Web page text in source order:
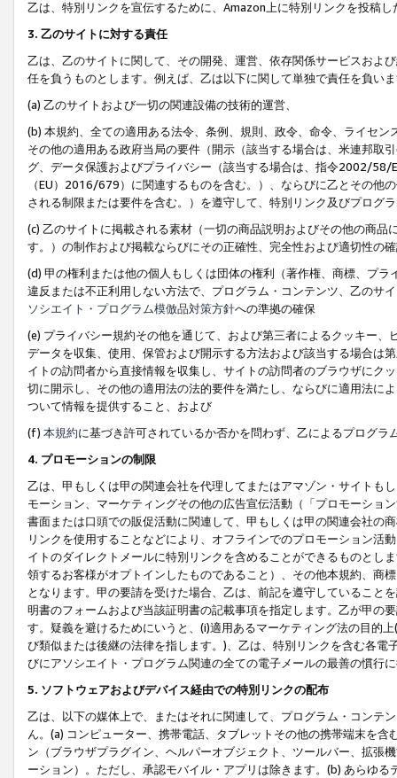
乙は、特別リンクを宣伝するために、Amazon上に特別リンクを投稿
3. 乙のサイトに対する責任
乙は、乙のサイトに関して、その開発、運営、依存関係サービスおよ
任を負うものとします。例えば、乙は以下に関して単独で責任を負い
(a) 乙のサイトおよび一切の関連設備の技術的運営、
(b) 本規約、全ての適用ある法令、条例、規則、政令、命令、ライセ
その他の適用ある政府当局の要件（開示（該当する場合は、米連邦取
グ、データ保護およびプライバシー（該当する場合は、指令2002/58/
（EU）2016/679）に関連するものを含む。）、ならびに乙とその他
される制限または要件を含む。）を遵守して、特別リンク及びプログ
(c) 乙のサイトに掲載される素材（一切の商品説明およびその他の商
す。）の制作および掲載ならびにその正確性、完全性および適切性の
(d) 甲の権利または他の個人もしくは団体の権利（著作権、商標、プ
違反または不正利用しない方法で、プログラム・コンテンツ、乙のサ
ソシエイト・プログラム模倣品対策方針への準拠の確保
(e) プライバシー規約その他を通じて、および第三者によるクッキー
データを収集、使用、保管および開示する方法および該当する場合は
イトの訪問者から直接情報を収集し、サイトの訪問者のブラウザにク
切に開示し、その他の適用法の法的要件を満たし、ならびに適用法に
ついて情報を提供すること、および
(f) 本規約に基づき許可されているか否かを問わず、乙によるプログ
4. プロモーションの制限
乙は、甲もしくは甲の関連会社を代理してまたはアマゾン・サイトも
モーション、マーケティングその他の広告宣伝活動（「プロモーショ
書面または口頭での販促活動に関連して、甲もしくは甲の関連会社の
リンクを使用することなどにより、オフラインでのプロモーション活
イトのダイレクトメールに特別リンクを含めることができるものとし
領するお客様がオプトインしたものであること）、その他本規約、商
となります。甲の要請を受けた場合、乙は、前記を遵守していること
明書のフォームおよび当該証明書の記載事項を指定します。乙が甲の
す。疑義を避けるためにいうと、(i)適用あるマーケティング法の目的
び類似または後継の法律を指します。)、乙は、特別リンクを含む各
びにアソシエイト・プログラム関連の全ての電子メールの最善の慣行
5. ソフトウェアおよびデバイス経由での特別リンクの配布
乙は、以下の媒体上で、またはそれに関連して、プログラム・コンテ
ん。(a) コンピューター、携帯電話、タブレットその他の携帯端末を
ン（ブラウザプラグイン、ヘルパーオブジェクト、ツールバー、拡張
ーション）。ただし、承認モバイル・アプリは除きます。(b) あらゆ